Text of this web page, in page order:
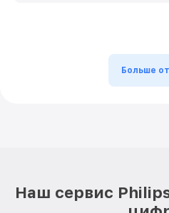
Больше
Наш сервис